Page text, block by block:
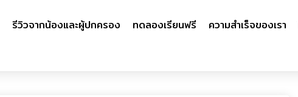
รีวิวจากน้องและผู้ปกครอง ทดลองเรียนฟรี ความสำเร็จของเรา